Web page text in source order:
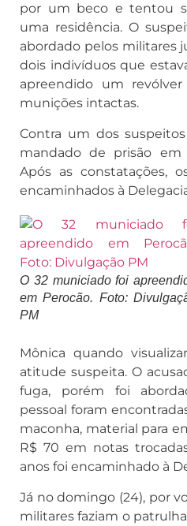
por um beco e tentou
uma residência. O
abordado pelos militares
dois indivíduos que
apreendido um
munições intactas.
Contra um dos
mandado de prisão
Após as constatações,
encaminhados à
O 32 municiado foi
em Perocão. Foto:
PM
Mônica quando
atitude suspeita. O
fuga, porém foi
pessoal foram
maconha, material para
R$ 70 em notas
anos foi encaminhado à
Já no domingo (24), por
militares faziam o